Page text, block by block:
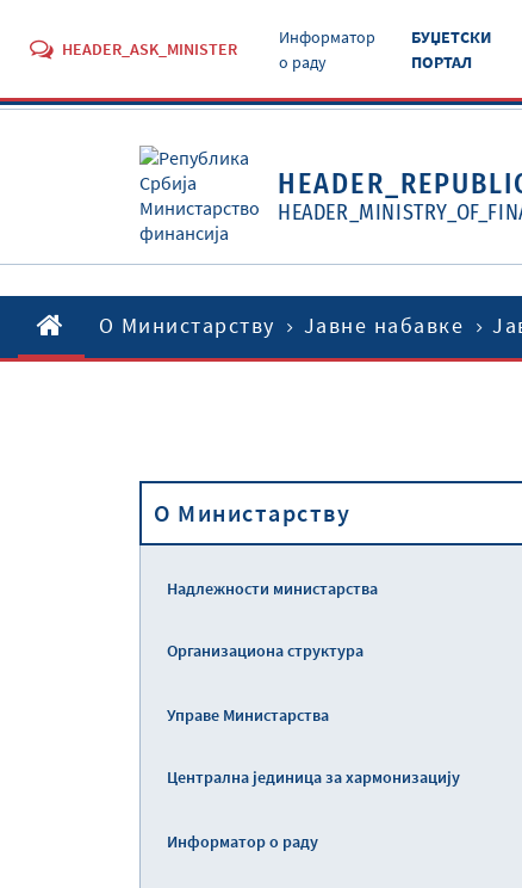
HEADER_ASK_MINISTER
Информатор
о раду
БУЏЕТСКИ
ПОРТАЛ
O Министарству Јавне набавке
O Министарству
Надлежности министарства
Организациона структура
Управе Министарства
Централна јединица за хармонизацију
Информатор о раду